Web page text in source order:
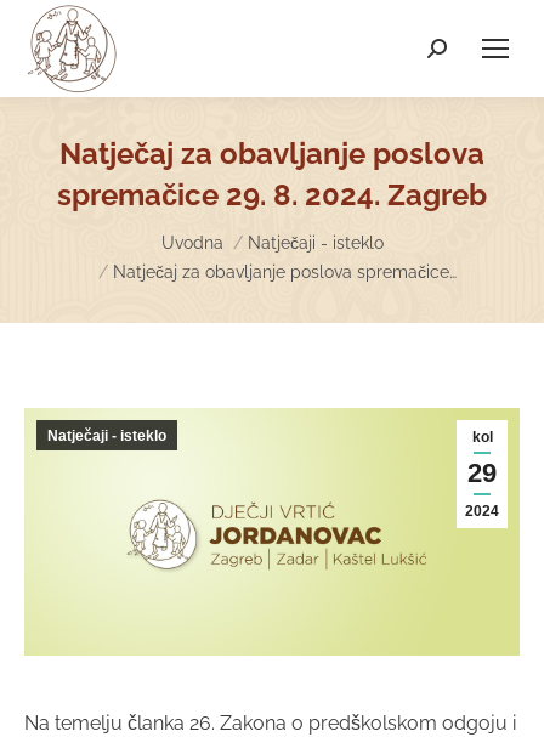
Search:
Natječaj za obavljanje poslova
spremačice 29. 8. 2024. Zagreb
Uvodna
Natječaji - isteklo
Natječaj za obavljanje poslova spremačice…
kol
29
2024
Natječaji - isteklo
Na temelju članka 26. Zakona o predškolskom odgoju i